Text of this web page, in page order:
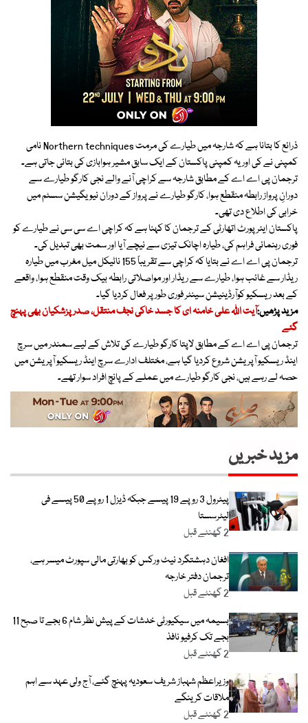
ذرائع کا بتانا ہے کہ شارجہ میں طیارے کی مرمت Northern techniques نامی
کمپنی نے کی اور یہ کمپنی پاکستان کے ایک سابق مشیر ہوابازی کی بتائی جاتی ہے۔
ترجمان پی اے اے کے مطابق شارجہ سے کراچی آنے والے نجی کارگو طیارے سے
دورانِ پرواز رابطہ منقطع ہوا، کارگو طیارے نے پرواز کے دوران نیویگیشن سسٹم میں
خرابی کی اطلاع دی تھی۔
پاکستان ایئر پورٹ اتھارٹی کے ترجمان کا کہنا ہے کہ کراچی اے سی سی نے طیارے کو
فوری رہنمائی فراہم کی، طیارہ اچانک تیزی سے نیچے آیا اور سمت بھی تبدیل کی۔
ترجمان پی اے اے نے بتایا کہ کراچی سے تقریباً 155 ناٹیکل میل مغرب میں طیارہ
ریڈار سے غائب ہوا، طیارے سے ریڈار اور مواصلاتی رابطہ بیک وقت منقطع ہوا، واقعے
کے بعد ریسکیو کوآرڈینیشن سینٹر فوری طور پر فعال کردیا گیا۔
مزید پڑھیں:آیت اللہ علی خامنہ ای کا جسد خاکی نجف منتقل، صدر پزشکیان بھی پہنچ
گئے
ترجمان پی اے اے کے مطابق لاپتا کارگو طیارے کی تلاش کے لیے سمندر میں سرچ
اینڈ ریسکیو آپریشن شروع کردیا گیا ہے، مختلف ادارے سرچ اینڈ ریسکیو آپریشن میں
حصہ لے رہے ہیں، نجی کارگو طیارے میں عملے کے پانچ افراد سوار تھے۔
مزید خبریں
پیٹرول 3 روپے 19 پیسے جبکہ ڈیزل 1 روپے 50 پیسے فی
لیٹرسستا
2 گھنٹے قبل
افغان دہشتگرد نیٹ ورکس کو بھارتی مالی سپورٹ میسر ہے،
ترجمان دفتر خارجہ
2 گھنٹے قبل
بسیمہ میں سیکیورٹی خدشات کے پیش نظر شام 6 بجے تا صبح 11
بجے تک کرفیو نافذ
2 گھنٹے قبل
وزیراعظم شہباز شریف سعودیہ پہنچ گئے، آج ولی عہد سے اہم
ملاقات کرینگے
2 گھنٹے قبل